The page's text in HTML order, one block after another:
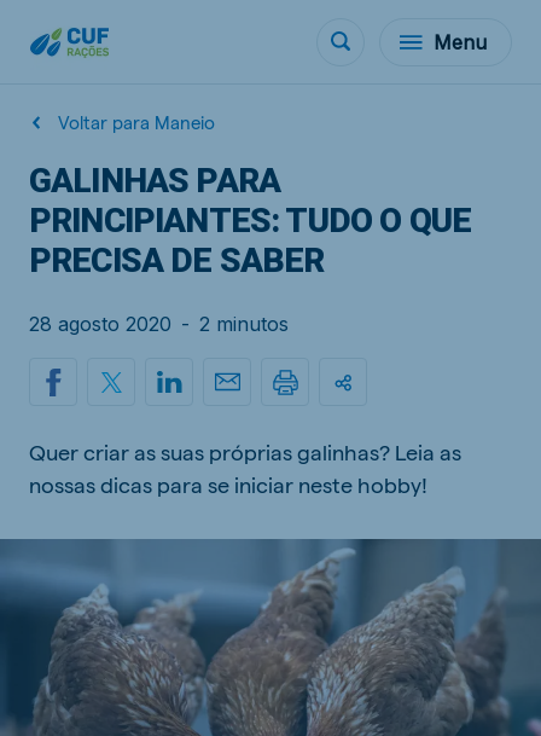
Menu
Voltar para Maneio
GALINHAS PARA
PRINCIPIANTES: TUDO O QUE
PRECISA DE SABER
28 agosto 2020 - 2 minutos
Quer criar as suas próprias galinhas? Leia as
nossas dicas para se iniciar neste hobby!